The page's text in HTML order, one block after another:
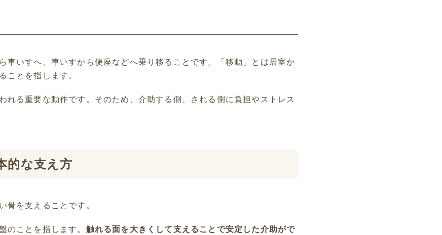
車いすへ、車いすから便座などへ乗り移ることです。「移動」とは居室か
ことを指します。
れる重要な動作です。そのため、 介助する側、される側に負担やストレス
的な支え方
骨を支えることです。
のことを指します。 触れる面を大きくして支えることで安定した介助がで